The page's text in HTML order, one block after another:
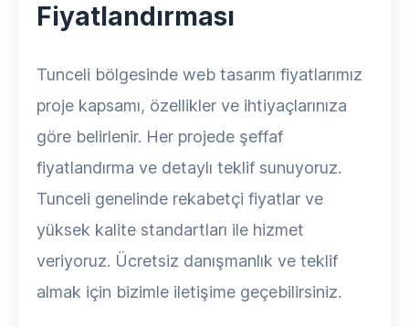
Fiyatlandırması
Tunceli bölgesinde web tasarım fiyatlarımız
proje kapsamı, özellikler ve ihtiyaçlarınıza
göre belirlenir. Her projede şeffaf
fiyatlandırma ve detaylı teklif sunuyoruz.
Tunceli genelinde rekabetçi fiyatlar ve
yüksek kalite standartları ile hizmet
veriyoruz. Ücretsiz danışmanlık ve teklif
almak için bizimle iletişime geçebilirsiniz.